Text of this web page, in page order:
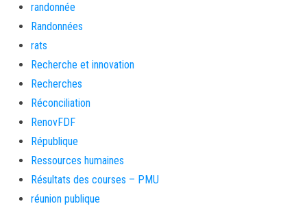
randonnée
Randonnées
rats
Recherche et innovation
Recherches
Réconciliation
RenovFDF
République
Ressources humaines
Résultats des courses – PMU
réunion publique